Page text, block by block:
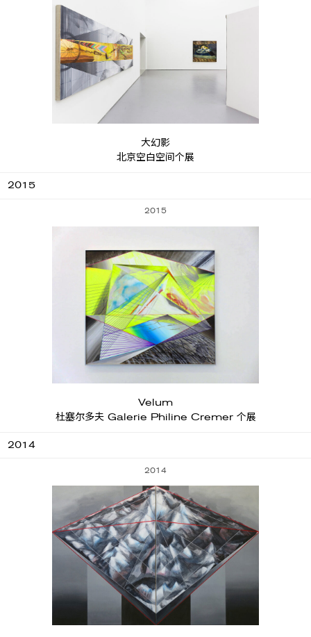
大幻影
北京空白空间个展
2015
2015
Velum
杜塞尔多夫 Galerie Philine Cremer 个展
2014
2014